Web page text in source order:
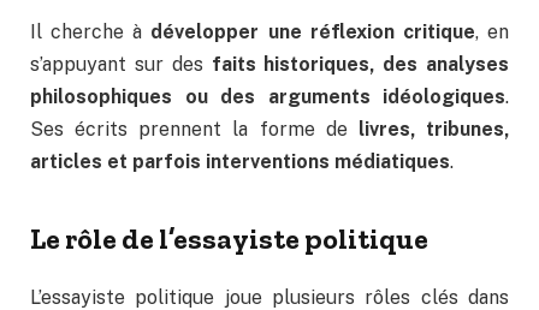
Il cherche à développer une réflexion critique, en
s’appuyant sur des faits historiques, des analyses
philosophiques ou des arguments idéologiques.
Ses écrits prennent la forme de livres, tribunes,
articles et parfois interventions médiatiques.
Le rôle de l’essayiste politique
L’essayiste politique joue plusieurs rôles clés dans